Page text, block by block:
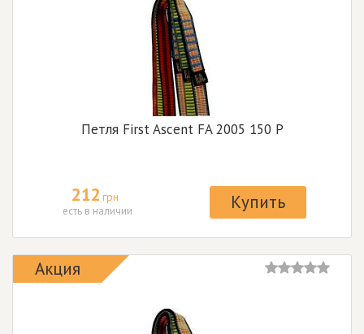
Петля First Ascent FA 2005 150 P
212 грн
есть в наличии Купить
Акция